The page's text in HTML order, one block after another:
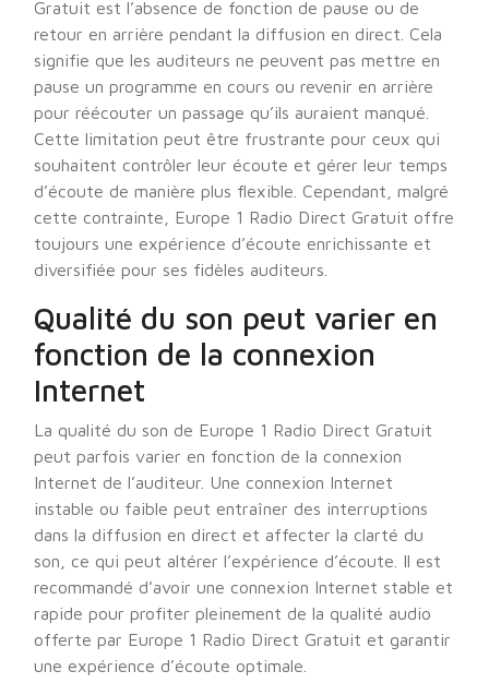
Gratuit est l’absence de fonction de pause ou de
retour en arrière pendant la diffusion en direct. Cela
signifie que les auditeurs ne peuvent pas mettre en
pause un programme en cours ou revenir en arrière
pour réécouter un passage qu’ils auraient manqué.
Cette limitation peut être frustrante pour ceux qui
souhaitent contrôler leur écoute et gérer leur temps
d’écoute de manière plus flexible. Cependant, malgré
cette contrainte, Europe 1 Radio Direct Gratuit offre
toujours une expérience d’écoute enrichissante et
diversifiée pour ses fidèles auditeurs.
Qualité du son peut varier en
fonction de la connexion
Internet
La qualité du son de Europe 1 Radio Direct Gratuit
peut parfois varier en fonction de la connexion
Internet de l’auditeur. Une connexion Internet
instable ou faible peut entraîner des interruptions
dans la diffusion en direct et affecter la clarté du
son, ce qui peut altérer l’expérience d’écoute. Il est
recommandé d’avoir une connexion Internet stable et
rapide pour profiter pleinement de la qualité audio
offerte par Europe 1 Radio Direct Gratuit et garantir
une expérience d’écoute optimale.